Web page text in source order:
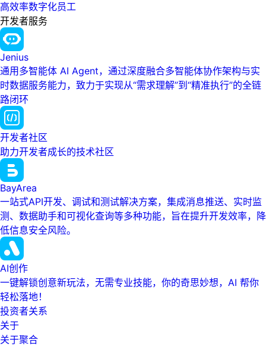
高效率数字化员工
开发者服务
Jenius
通用多智能体 AI Agent，通过深度融合多智能体协作架构与实
时数据服务能力，致力于实现从“需求理解”到“精准执行”的全链
路闭环
开发者社区
助力开发者成长的技术社区
BayArea
一站式API开发、调试和测试解决方案，集成消息推送、实时监
测、数据助手和可视化查询等多种功能，旨在提升开发效率，降
低信息安全风险。
AI创作
一键解锁创意新玩法，无需专业技能，你的奇思妙想，AI 帮你
轻松落地！
投资者关系
关于
关于聚合